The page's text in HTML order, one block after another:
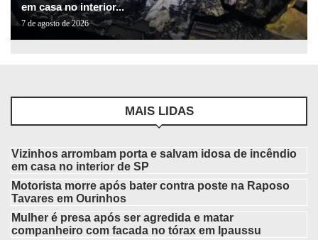
em casa no interior...
7 de agosto de 2026
MAIS LIDAS
Vizinhos arrombam porta e salvam idosa de incêndio
em casa no interior de SP
Motorista morre após bater contra poste na Raposo
Tavares em Ourinhos
Mulher é presa após ser agredida e matar
companheiro com facada no tórax em Ipaussu